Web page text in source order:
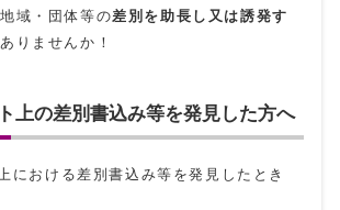
域・団体等の差別を助長し又は誘発す
りませんか！
上の差別書込み等を発見した方へ
における差別書込み等を発見したとき